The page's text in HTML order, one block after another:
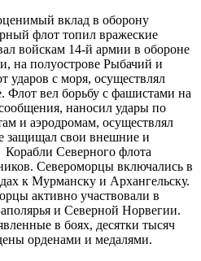
вклад в оборону
флот топил вражеские
войскам 14-й армии в обороне
на полуострове Рыбачий и
с моря, осуществлял
Флот вел борьбу с фашистами на
наносил удары по
и аэродромам, осуществлял
защищал свои внешние и
Северного флота
Североморцы включались в
к Мурманску и Архангельску.
активно участвовали в
и Северной Норвегии.
в боях, десятки тысяч
орденами и медалями.